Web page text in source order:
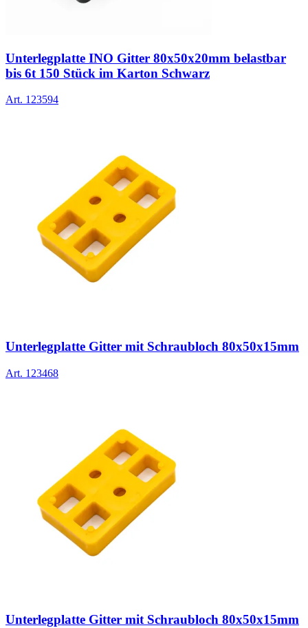
Unterlegplatte INO Gitter 80x50x20mm belastbar
bis 6t 150 Stück im Karton Schwarz
Art. 123594
Unterlegplatte Gitter mit Schraubloch 80x50x15mm
Art. 123468
Unterlegplatte Gitter mit Schraubloch 80x50x15mm